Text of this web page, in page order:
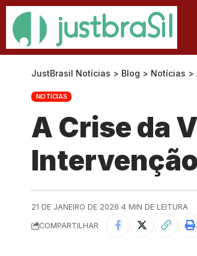
JustBrasil Notícias > Blog > Notícias >
NOTÍCIAS
A Crise da
21 DE JANEIRO DE 2026 4 MIN DE LEITURA
COMPARTILHAR